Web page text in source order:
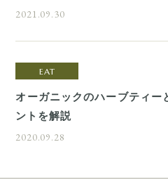
2021.09.30
EAT
オーガニックのハーブティー
ントを解説
2020.09.28